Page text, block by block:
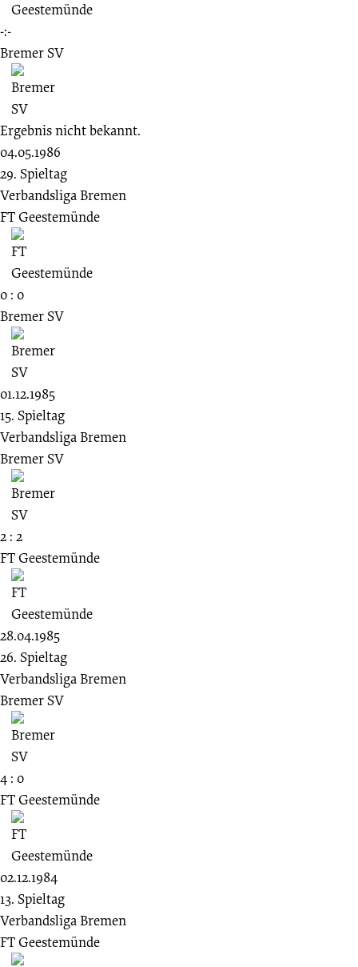
-:-
Bremer SV
Ergebnis nicht bekannt.
04.05.1986
29. Spieltag
Verbandsliga Bremen
FT Geestemünde
0 : 0
Bremer SV
01.12.1985
15. Spieltag
Verbandsliga Bremen
Bremer SV
2 : 2
FT Geestemünde
28.04.1985
26. Spieltag
Verbandsliga Bremen
Bremer SV
4 : 0
FT Geestemünde
02.12.1984
13. Spieltag
Verbandsliga Bremen
FT Geestemünde